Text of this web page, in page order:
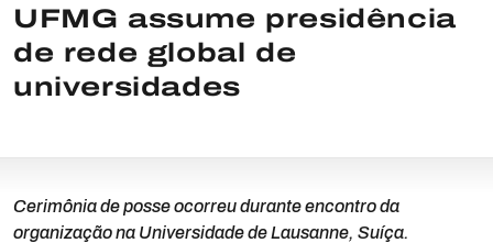
UFMG assume presidência
de rede global de
universidades
Cerimônia de posse ocorreu durante encontro da
organização na Universidade de Lausanne, Suíça.